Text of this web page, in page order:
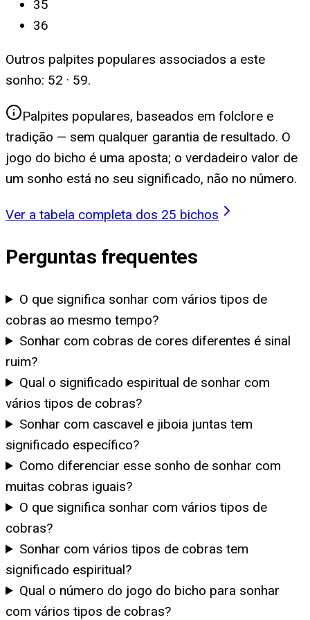
35
36
Outros palpites populares associados a este
sonho: 52 · 59.
Palpites populares, baseados em folclore e
tradição — sem qualquer garantia de resultado. O
jogo do bicho é uma aposta; o verdadeiro valor de
um sonho está no seu significado, não no número.
Ver a tabela completa dos 25 bichos
Perguntas frequentes
O que significa sonhar com vários tipos de
cobras ao mesmo tempo?
Sonhar com cobras de cores diferentes é sinal
ruim?
Qual o significado espiritual de sonhar com
vários tipos de cobras?
Sonhar com cascavel e jiboia juntas tem
significado específico?
Como diferenciar esse sonho de sonhar com
muitas cobras iguais?
O que significa sonhar com vários tipos de
cobras?
Sonhar com vários tipos de cobras tem
significado espiritual?
Qual o número do jogo do bicho para sonhar
com vários tipos de cobras?